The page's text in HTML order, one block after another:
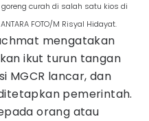
curah di salah satu kios di
FOTO/M Risyal Hidayat.
mengatakan
ikut turun tangan
MGCR lancar, dan
pemerintah.
orang atau